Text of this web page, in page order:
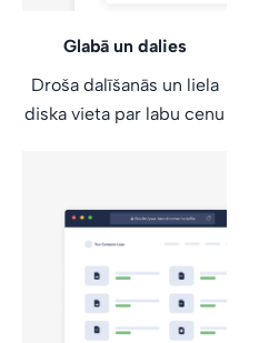
Glabā un dalies
Droša dalīšanās un liela
diska vieta par labu cenu